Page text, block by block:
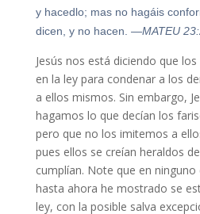
y hacedlo; mas no hagáis
dicen, y no hacen. —MATEU
Jesús nos está diciendo que
en la ley para condenar a los
a ellos mismos. Sin embargo,
hagamos lo que decían los
pero que no los imitemos a
pues ellos se creían heraldos
cumplían. Note que en
hasta ahora he mostrado se
ley, con la posible salva